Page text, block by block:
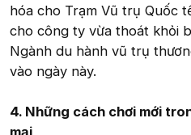
hóa cho Trạm Vũ trụ Quốc
cho công ty vừa thoát khỏi
Ngành du hành vũ trụ
vào ngày này.
4. Những cách chơi mới
mại